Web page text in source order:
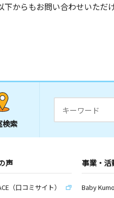
からもお問い合わせいただけ
検索
声
（口コミサイト）
事業・活
Baby